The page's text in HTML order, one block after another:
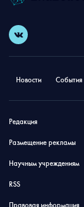
Новости События
Редакция
Размещение рекламы
Научным учреждениям
RSS
Правовая информация